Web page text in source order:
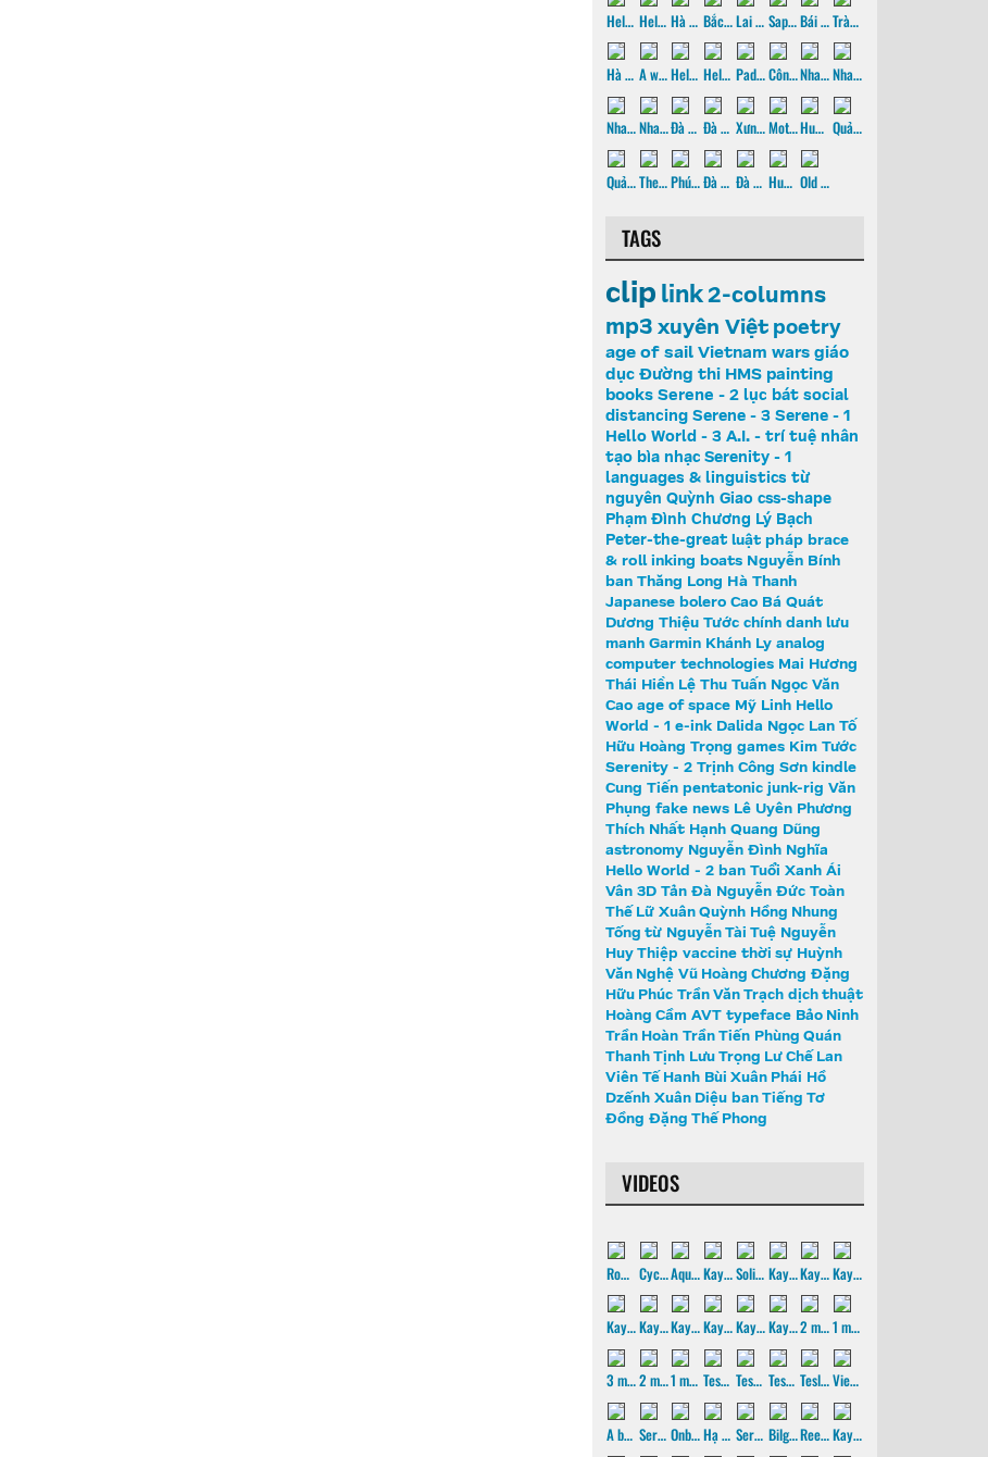
Hello World - 2, p2 Hello World - 2, p1 Hà Giang - 2014 Bắc Hà - 2014 Lai Châu - 2014 Sapa - 2014 Bái Đính - 2014 Tràng An - 2014
Hà Nội - 2014 A watery Saigon, p1 Hello World - 1, p2 Hello World - 1, p1 Paddling & Fishing Côn Đảo - 2013 Nha Trang 2013 - Hòn Bà Nha Trang 2013 - Oceanographic museum
Nha Trang 2013 - VinPearl Nha Trang 2013 Đà Lạt 2013 - Architecture Đà Lạt 2013 Xưng wedding Mother Huế 2013 Quảng Trị 2013
Quảng Bình 2013 The Paradise cave Phú Quốc 2006 Đà Lạt 2005 Đà Lạt 2004 Huế pix - film scans Old Huế pictures
TAGS
clip link 2-columns
mp3 xuyên Việt poetry
age of sail Vietnam wars giáo
dục Đường thi HMS painting
books Serene - 2 lục bát social
distancing Serene - 3 Serene - 1
Hello World - 3 A.I. - trí tuệ nhân
tạo bìa nhạc Serenity - 1
languages & linguistics từ
nguyên Quỳnh Giao css-shape
Phạm Đình Chương Lý Bạch
Peter-the-great luật pháp brace
& roll inking boats Nguyễn Bính
ban Thăng Long Hà Thanh
Japanese bolero Cao Bá Quát
Dương Thiệu Tước chính danh lưu
manh Garmin Khánh Ly analog
computer technologies Mai Hương
Thái Hiền Lệ Thu Tuấn Ngọc Văn
Cao age of space Mỹ Linh Hello
World - 1 e-ink Dalida Ngọc Lan Tố
Hữu Hoàng Trọng games Kim Tước
Serenity - 2 Trịnh Công Sơn kindle
Cung Tiến pentatonic junk-rig Văn
Phụng fake news Lê Uyên Phương
Thích Nhất Hạnh Quang Dũng
astronomy Nguyễn Đình Nghĩa
Hello World - 2 ban Tuổi Xanh Ái
Vân 3D Tản Đà
Nguyễn Đức Toàn
Thế Lữ Xuân Quỳnh Hồng Nhung
Tống từ Nguyễn Tài Tuệ Nguyễn
Huy Thiệp vaccine thời sự Huỳnh
Văn Nghệ Vũ Hoàng Chương Đặng
Hữu Phúc Trần Văn Trạch dịch thuật
Hoàng Cầm AVT typeface Bảo Ninh
Trần Hoàn Trần Tiến Phùng Quán
Thanh Tịnh Lưu Trọng Lư Chế Lan
Viên Tế Hanh Bùi Xuân Phái
Hồ
Dzếnh Xuân Diệu ban Tiếng Tơ
Đồng Đặng Thế Phong
VIDEOS
Rowing and paddling machine Cycling around with Inst4x Aquarium-PC Kayak techniques: roll, 5 Solitaire Kayak techniques: roll, 4 Kayak techniques: roll, 3 Kayak techniques: roll, 2
Kayak techniques: brace, 4 Kayak techniques: roll, 1 Kayak techniques: brace, 3 Kayak techniques: reentry Kayak techniques: brace, 2 Kayak techniques: brace, 1 2 minute of euphoria with Serenity 1 minute of euphoria with Serenity
3 minute of Serenity 2 minute of Serenity 1 minute of Serenity Testing the paddling machine Testing my makeshift rowing machine Testing the wheel-roller and the sliding rails Tesla - experimentation with Core Animation Vietnamese sailboats from the old days
A bamboo-woven boat in a gold-plated sunset Serene - 3 trial, one minute of paddling Onboard S/V Nobita 2 Hạ Long bay kayaking Serene - 2 trial, cont Bilge pump on my Serene - 2 kayak Reed switches on my Serene - 2 kayak Kayaking through the 9 mouths of the Mekong river